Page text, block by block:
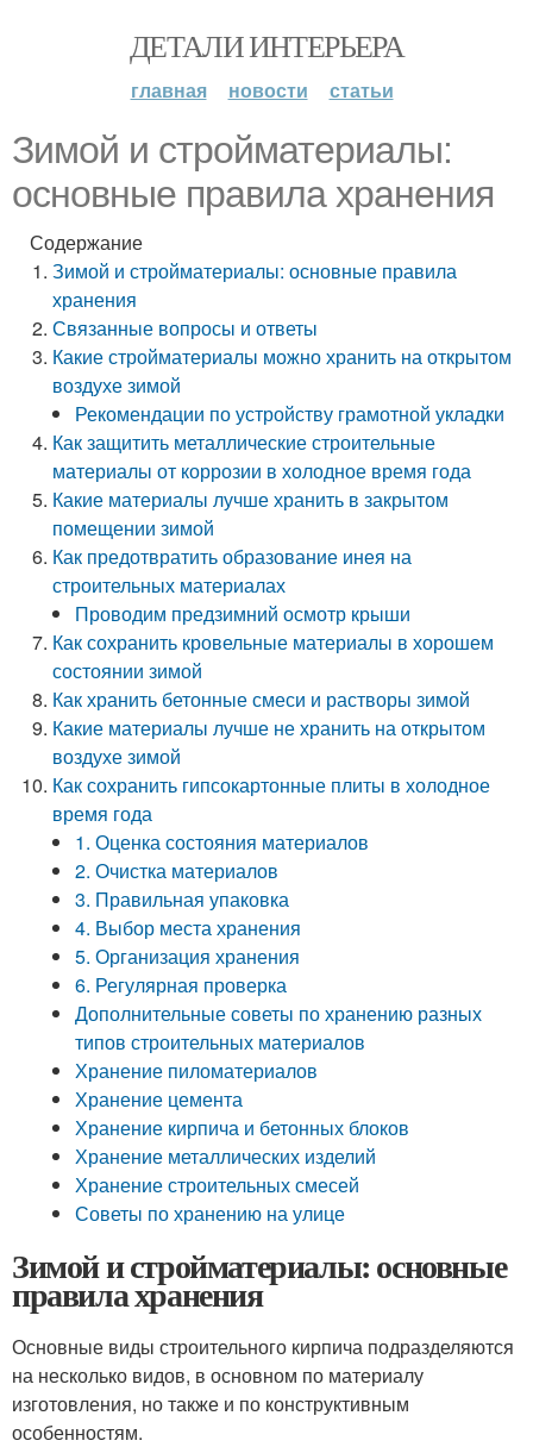
ДЕТАЛИ ИНТЕРЬЕРА
главная новости статьи
Зимой и стройматериалы:
основные правила хранения
Содержание
Зимой и стройматериалы: основные правила
хранения
Связанные вопросы и ответы
Какие стройматериалы можно хранить на открытом
воздухе зимой
Рекомендации по устройству грамотной укладки
Как защитить металлические строительные
материалы от коррозии в холодное время года
Какие материалы лучше хранить в закрытом
помещении зимой
Как предотвратить образование инея на
строительных материалах
Проводим предзимний осмотр крыши
Как сохранить кровельные материалы в хорошем
состоянии зимой
Как хранить бетонные смеси и растворы зимой
Какие материалы лучше не хранить на открытом
воздухе зимой
Как сохранить гипсокартонные плиты в холодное
время года
1. Оценка состояния материалов
2. Очистка материалов
3. Правильная упаковка
4. Выбор места хранения
5. Организация хранения
6. Регулярная проверка
Дополнительные советы по хранению разных
типов строительных материалов
Хранение пиломатериалов
Хранение цемента
Хранение кирпича и бетонных блоков
Хранение металлических изделий
Хранение строительных смесей
Советы по хранению на улице
Зимой и стройматериалы: основные
правила хранения
Основные виды строительного кирпича подразделяются
на несколько видов, в основном по материалу
изготовления, но также и по конструктивным
особенностям.